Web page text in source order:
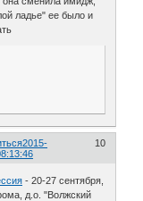
ладье" ее было и
10
2015-
- 20-27 сентября,
д.о. "Волжский